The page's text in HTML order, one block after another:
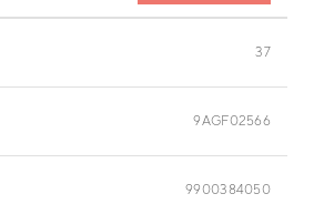
37
9AGF02566
9900384050